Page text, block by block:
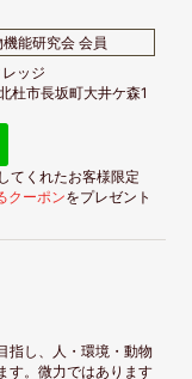
能研究会 会員
ッジ
杜市長坂町大井ケ森1
てくれたお客様限定
クーポンをプレゼント
指し、人・環境・動物
す。微力ではあります